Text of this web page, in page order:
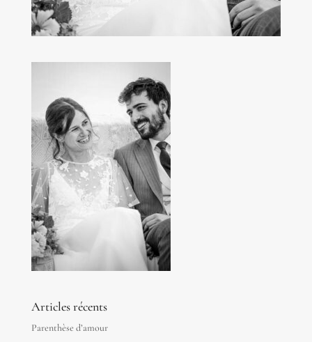
Articles récents
Parenthèse d’amour